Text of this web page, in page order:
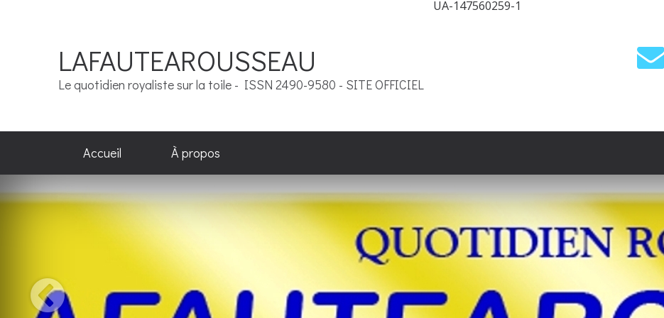
UA-147560259-1
LAFAUTEAROUSSEAU
Le quotidien royaliste sur la toile - ISSN 2490-9580 - SITE OFFICIEL
Accueil À propos